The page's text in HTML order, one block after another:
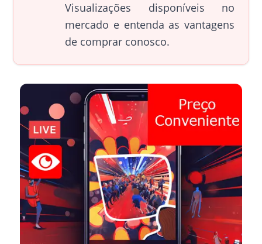
Visualizações disponíveis no
mercado e entenda as vantagens
de comprar conosco.